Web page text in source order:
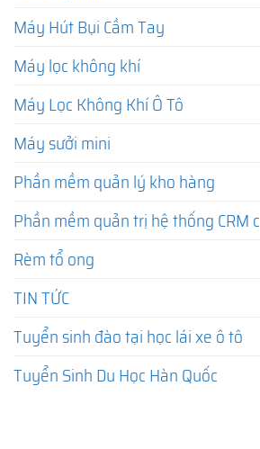
Máy Hút Bụi Cầm Tay
Máy lọc không khí
Máy Lọc Không Khí Ô Tô
Máy sưởi mini
Phần mềm quản lý kho hàng
Phần mềm quản trị hệ thống CRM c
Rèm tổ ong
TIN TỨC
Tuyển sinh đào tại học lái xe ô tô
Tuyển Sinh Du Học Hàn Quốc